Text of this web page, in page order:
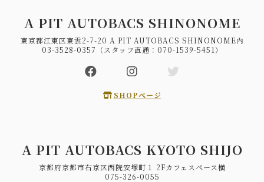
A PIT AUTOBACS SHINONOME
東京都江東区東雲2-7-20 A PIT AUTOBACS SHINONOME内
03-3528-0357（スタッフ直通：070-1539-5451）
SHOPページ
A PIT AUTOBACS KYOTO SHIJO
京都府京都市右京区西院安塚町１ 2Fカフェスペース横
075-326-0055